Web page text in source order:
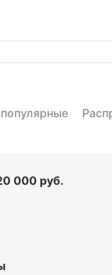
000 руб.